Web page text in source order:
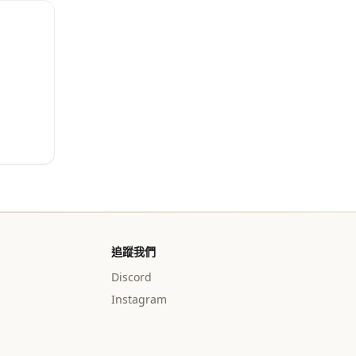
追蹤我們
Discord
Instagram